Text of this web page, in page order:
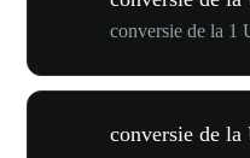
conversie de la 1
conversie de